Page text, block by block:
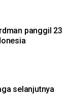
panggil 23
selanjutnya